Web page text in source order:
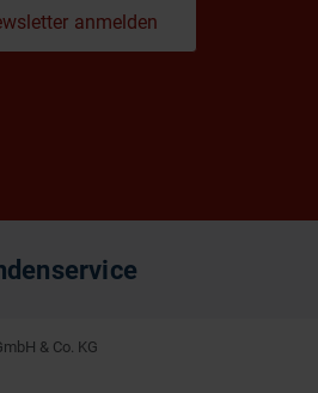
anmelden
& Co. KG